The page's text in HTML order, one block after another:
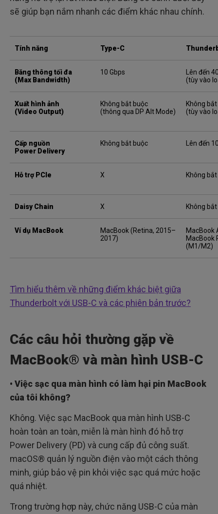
sẽ giúp bạn nắm nhanh các điểm khác nhau chính.
Tính năng Type-C
Băng thông tối đa
(Max Bandwidth)
10 Gbps
Lên đến
(tùy vào
Xuất hình ảnh
(Video Output)
Không bắt buộc
(thông qua DP Alt Mode)
Không
(tùy vào
Cấp nguồn
Power Delivery
Không bắt buộc Lên đến
Hỗ trợ PCIe X Không
Daisy Chain X Không
Ví dụ MacBook
MacBook (Retina, 2015–
2017)
MacBook
MacBook
(M1/M2)
Tìm hiểu thêm về những điểm khác biệt giữa
Thunderbolt với USB-C và các phiên bản trước?
Các câu hỏi thường gặp về
MacBook® và màn hình USB-C
• Việc sạc qua màn hình có làm hại pin MacBook
của tôi không?
Không. Việc sạc MacBook qua màn hình USB-C
hoàn toàn an toàn, miễn là màn hình đó hỗ trợ
Power Delivery (PD) và cung cấp đủ công suất.
macOS® quản lý nguồn điện vào một cách thông
minh, giúp bảo vệ pin khỏi việc sạc quá mức hoặc
quá nhiệt.
Trong trường hợp này, chức năng USB-C của màn